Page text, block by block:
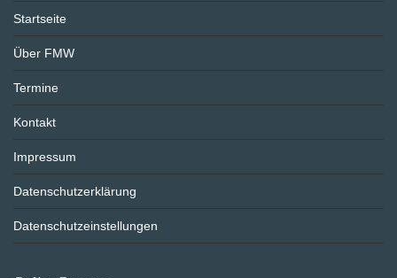
Startseite
Über FMW
Termine
Kontakt
Impressum
Datenschutzerklärung
Datenschutzeinstellungen